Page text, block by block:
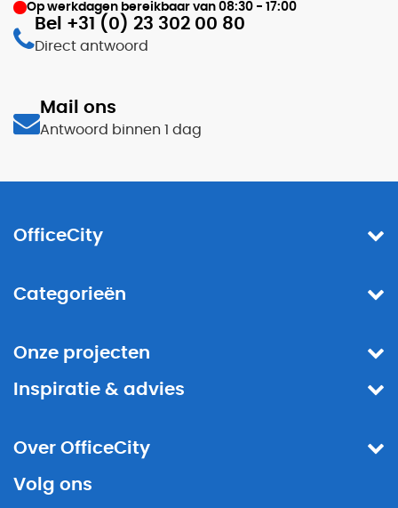
Op werkdagen bereikbaar van 08:30 - 17:00
Bel +31 (0) 23 302 00 80
Direct antwoord
Mail ons
Antwoord binnen 1 dag
OfficeCity
Categorieën
Onze projecten
Inspiratie & advies
Over OfficeCity
Volg ons